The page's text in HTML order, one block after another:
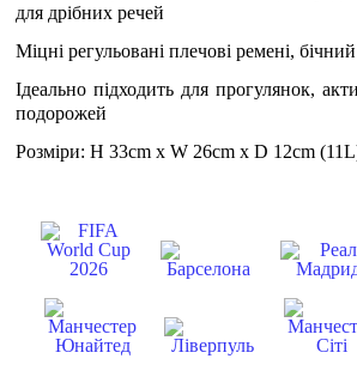
для дрібних речей
Міцні регульовані плечові ремені,
Ідеально підходить для прогулянок,
подорожей
Розміри: H 33cm x W 26cm x D 12cm